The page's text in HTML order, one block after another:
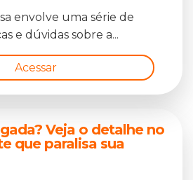
envolve uma série de
e dúvidas sobre a...
Acessar
Veja o detalhe no
que paralisa sua